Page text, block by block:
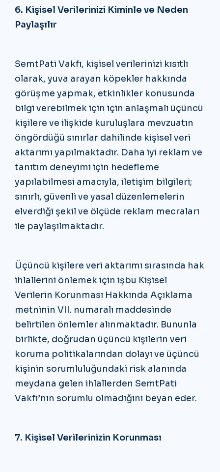
6. Kişisel Verilerinizi Kiminle ve Neden
Paylaşılır
SemtPati Vakfı, kişisel verilerinizi kısıtlı
olarak, yuva arayan köpekler hakkında
görüşme yapmak, etkinlikler konusunda
bilgi verebilmek için için anlaşmalı üçüncü
kişilere ve ilişkide kuruluşlara mevzuatın
öngördüğü sınırlar dahilinde kişisel veri
aktarımı yapılmaktadır. Daha iyi reklam ve
tanıtım deneyimi için hedefleme
yapılabilmesi amacıyla, iletişim bilgileri;
sınırlı, güvenli ve yasal düzenlemelerin
elverdiği şekil ve ölçüde reklam mecraları
ile paylaşılmaktadır.
Üçüncü kişilere veri aktarımı sırasında hak
ihlallerini önlemek için işbu Kişisel
Verilerin Korunması Hakkında Açıklama
metninin VII. numaralı maddesinde
belirtilen önlemler alınmaktadır. Bununla
birlikte, doğrudan üçüncü kişilerin veri
koruma politikalarından dolayı ve üçüncü
kişinin sorumluluğundaki risk alanında
meydana gelen ihlallerden SemtPati
Vakfı’nın sorumlu olmadığını beyan eder.
7. Kişisel Verilerinizin Korunması